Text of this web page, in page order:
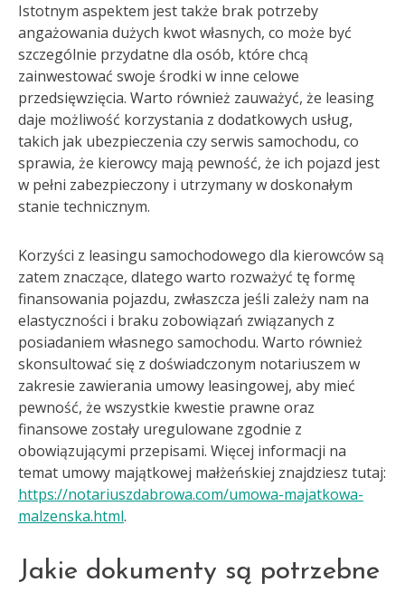
Istotnym aspektem jest także brak potrzeby
angażowania dużych kwot własnych, co może być
szczególnie przydatne dla osób, które chcą
zainwestować swoje środki w inne celowe
przedsięwzięcia. Warto również zauważyć, że leasing
daje możliwość korzystania z dodatkowych usług,
takich jak ubezpieczenia czy serwis samochodu, co
sprawia, że kierowcy mają pewność, że ich pojazd jest
w pełni zabezpieczony i utrzymany w doskonałym
stanie technicznym.
Korzyści z leasingu samochodowego dla kierowców są
zatem znaczące, dlatego warto rozważyć tę formę
finansowania pojazdu, zwłaszcza jeśli zależy nam na
elastyczności i braku zobowiązań związanych z
posiadaniem własnego samochodu. Warto również
skonsultować się z doświadczonym notariuszem w
zakresie zawierania umowy leasingowej, aby mieć
pewność, że wszystkie kwestie prawne oraz
finansowe zostały uregulowane zgodnie z
obowiązującymi przepisami. Więcej informacji na
temat umowy majątkowej małżeńskiej znajdziesz tutaj:
https://notariuszdabrowa.com/umowa-majatkowa-
malzenska.html.
Jakie dokumenty są potrzebne